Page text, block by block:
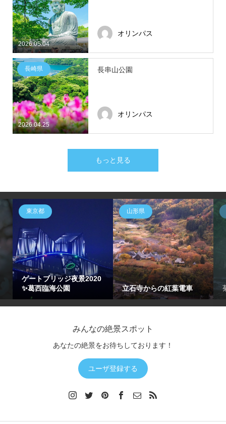
2026.05.04
オリンパス
2026.04.25
長崎県 長串山公園
オリンパス
もっと見る
東京都
ゲートブリッジ夜景2020
✨葛西臨海公園
山形県
立石寺からの紅葉電車
みんなの絶景スポット
あなたの絶景をお待ちしております！
ユーザ登録する